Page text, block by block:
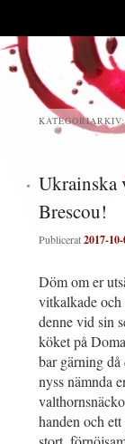
Ukrainska
Brescou!
Publicerat2017-
Döm om er
vitkalkade
denne vid sin
köket på
bar gärning
nyss nämnda
handen och